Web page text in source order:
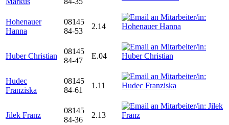
Hohenauer
Hanna
08145
84-53
2.14
Huber Christian
08145
84-47
E.04
Hudec
Franziska
08145
84-61
1.11
Jilek Franz
08145
84-36
2.13